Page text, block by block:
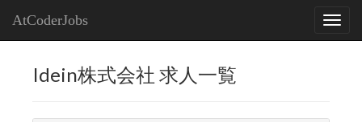
AtCoderJobs
Idein株式会社 求人一覧